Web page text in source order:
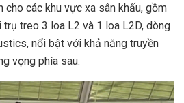
cho các khu vực xa sân khấu, gồm
trụ treo 3 loa L2 và 1 loa L2D, dòng
nổi bật với khả năng truyền
vọng phía sau.